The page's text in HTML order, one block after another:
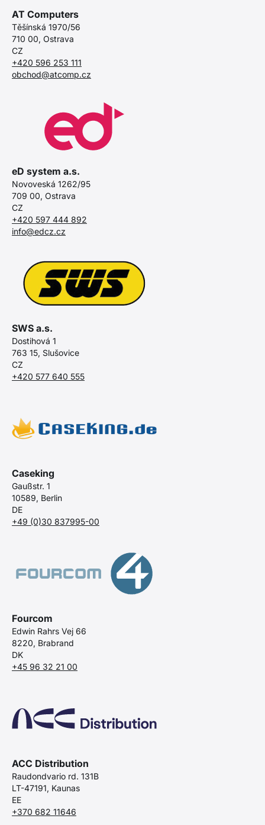
AT Computers
Těšínská 1970/56
710 00, Ostrava
CZ
+420 596 253 111
obchod@atcomp.cz
eD system a.s.
Novoveská 1262/95
709 00, Ostrava
CZ
+420 597 444 892
info@edcz.cz
SWS a.s.
Dostihová 1
763 15, Slušovice
CZ
+420 577 640 555
Caseking
Gaußstr. 1
10589, Berlin
DE
+49 (0)30 837995-00
Fourcom
Edwin Rahrs Vej 66
8220, Brabrand
DK
+45 96 32 21 00
ACC Distribution
Raudondvario rd. 131B
LT-47191, Kaunas
EE
+370 682 11646